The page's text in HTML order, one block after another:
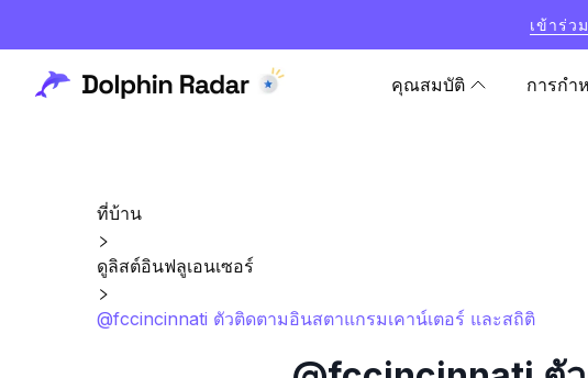
เข้าร่ว
คุณสมบัติ การกำ
ที่บ้าน
ดูลิสต์อินฟลูเอนเซอร์
@fccincinnati ตัวติดตามอินสตาแกรมเคาน์เตอร์ และสถิติ